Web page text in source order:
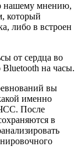
нашему мнению,
который
либо в встроен
от сердца во
Bluetooth на часы.
вы
именно
После
в